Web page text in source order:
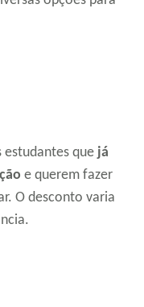
estudantes que já
e querem fazer
O desconto varia